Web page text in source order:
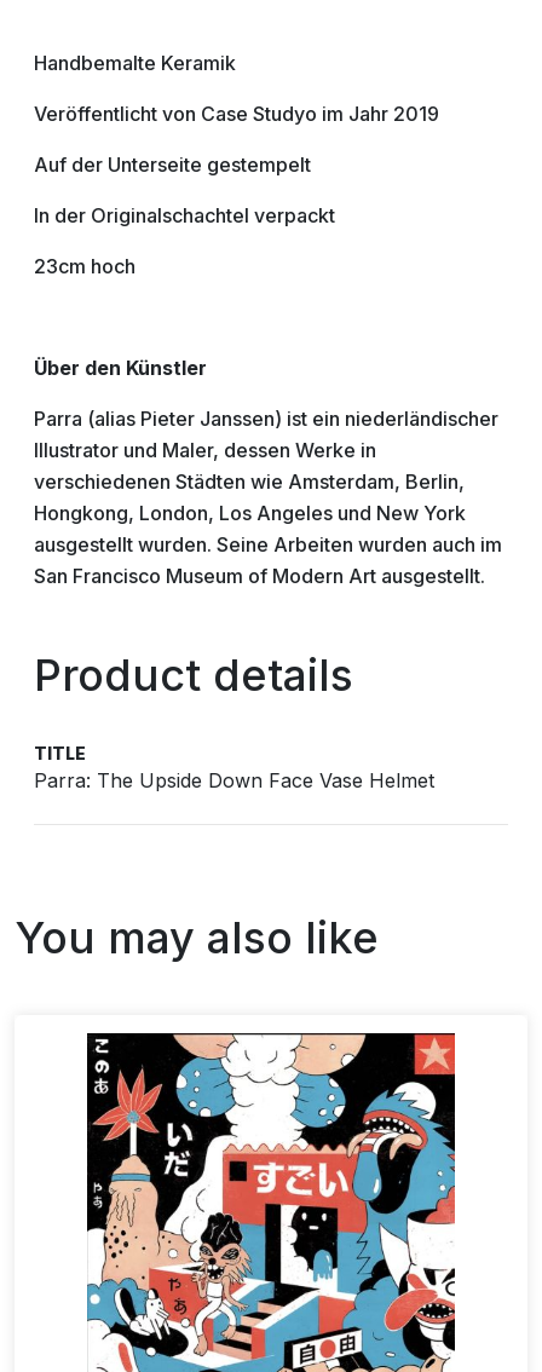
Handbemalte Keramik
Veröffentlicht von Case Studyo im Jahr 2019
Auf der Unterseite gestempelt
In der Originalschachtel verpackt
23cm hoch
Über den Künstler
Parra (alias Pieter Janssen) ist ein niederländischer
Illustrator und Maler, dessen Werke in
verschiedenen Städten wie Amsterdam, Berlin,
Hongkong, London, Los Angeles und New York
ausgestellt wurden. Seine Arbeiten wurden auch im
San Francisco Museum of Modern Art ausgestellt.
Product details
TITLE
Parra: The Upside Down Face Vase Helmet
You may also like